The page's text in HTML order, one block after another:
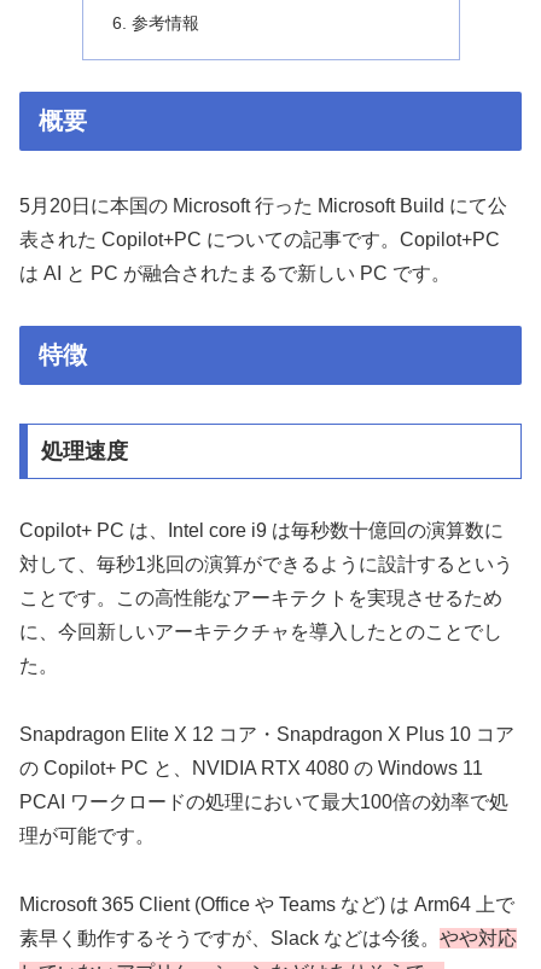
参考情報
概要
5月20日に本国の Microsoft 行った Microsoft Build にて公
表された Copilot+PC についての記事です。Copilot+PC
は AI と PC が融合されたまるで新しい PC です。
特徴
処理速度
Copilot+ PC は、Intel core i9 は毎秒数十億回の演算数に
対して、毎秒1兆回の演算ができるように設計するという
ことです。この高性能なアーキテクトを実現させるため
に、今回新しいアーキテクチャを導入したとのことでし
た。
Snapdragon Elite X 12 コア・Snapdragon X Plus 10 コア
の Copilot+ PC と、NVIDIA RTX 4080 の Windows 11
PCAI ワークロードの処理において最大100倍の効率で処
理が可能です。
Microsoft 365 Client (Office や Teams など) は Arm64 上で
素早く動作するそうですが、Slack などは今後。 やや対応